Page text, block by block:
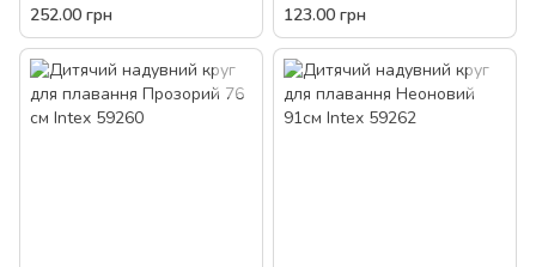
56265
252.00 грн
настрій 76см Intex 59258
123.00 грн